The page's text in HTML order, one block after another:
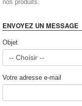
nos produits.
ENVOYEZ UN MESSAGE
Objet
Votre adresse e-mail